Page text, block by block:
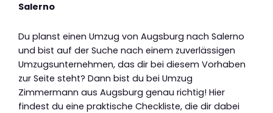
Salerno
Du planst einen Umzug von Augsburg nach Salerno
und bist auf der Suche nach einem zuverlässigen
Umzugsunternehmen, das dir bei diesem Vorhaben
zur Seite steht? Dann bist du bei Umzug
Zimmermann aus Augsburg genau richtig! Hier
findest du eine praktische Checkliste, die dir dabei